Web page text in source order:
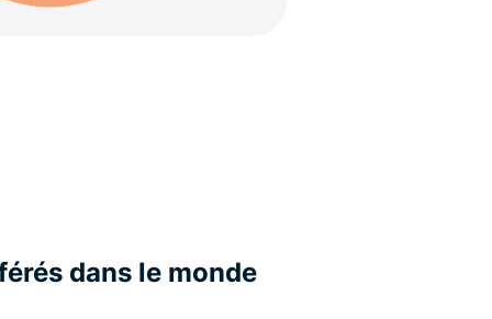
dans le monde